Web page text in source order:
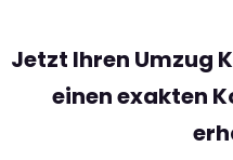
Jetzt Ihren Umzug
einen exakten